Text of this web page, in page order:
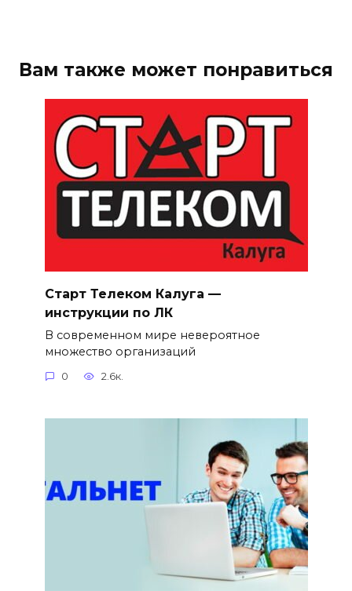
Вам также может понравиться
Старт Телеком Калуга —
инструкции по ЛК
В современном мире невероятное
множество организаций
0 2.6к.